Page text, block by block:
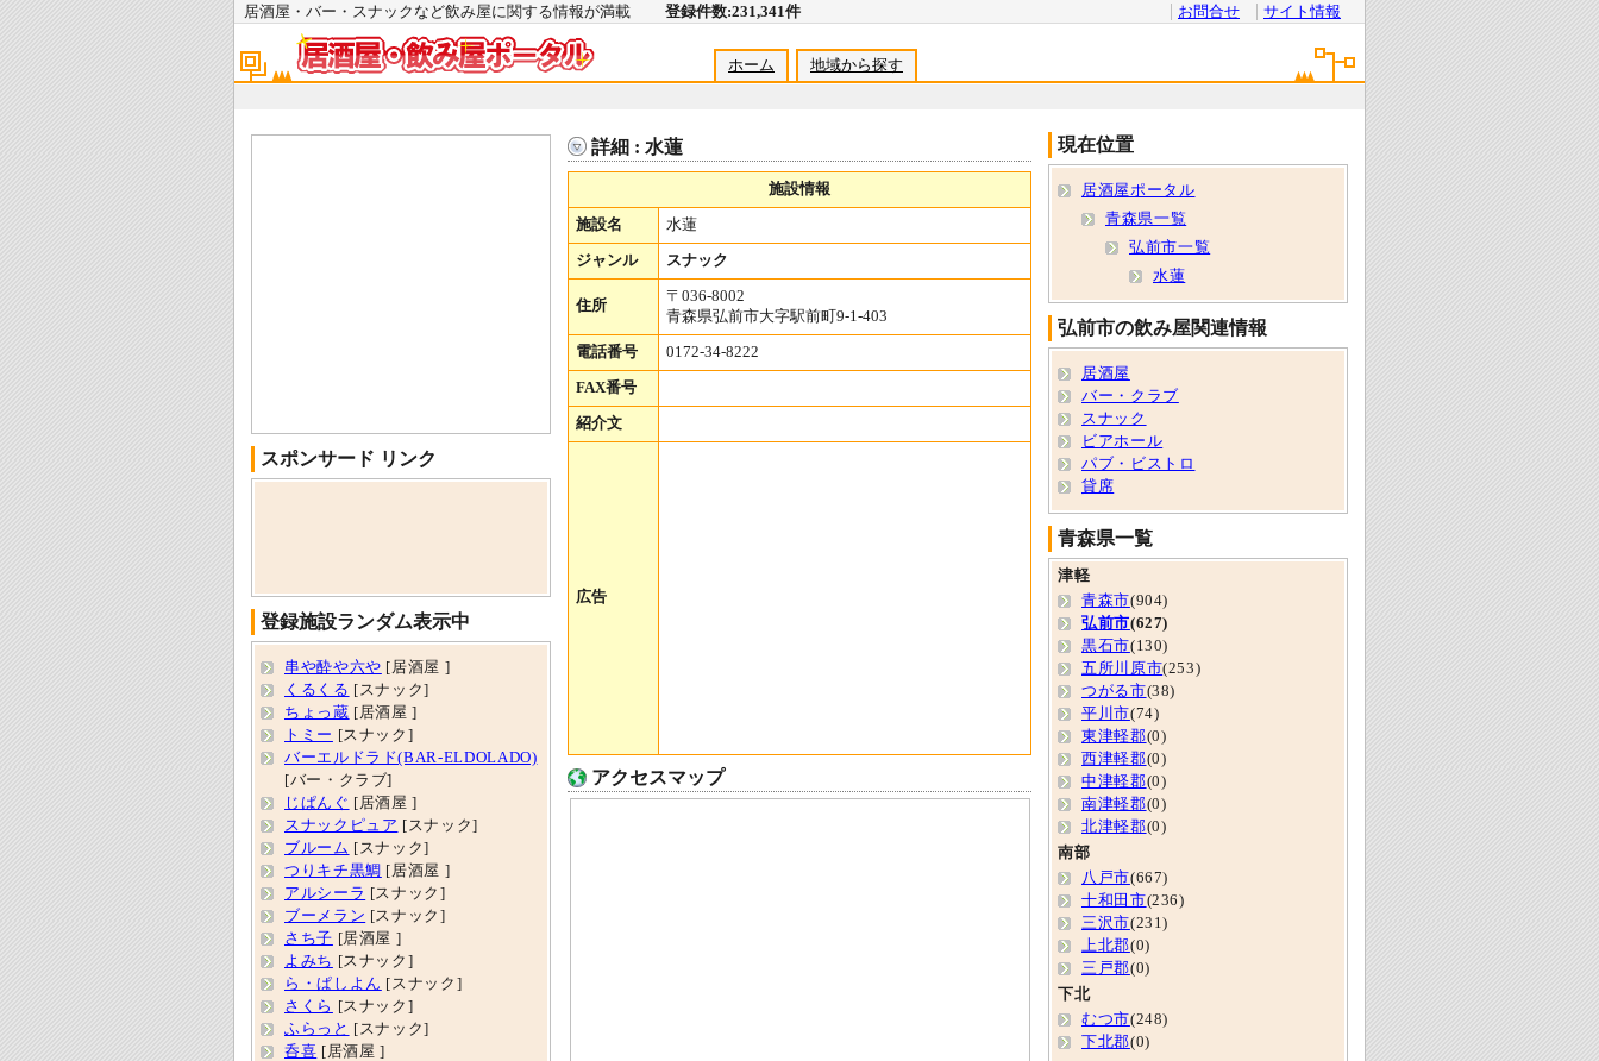
居酒屋・バー・スナックなど飲み屋に関する情報が満載 登録件数:231,341件 お問合せ サイト情報
ホーム 地域から探す
詳細 : 水蓮
施設情報
施設名 水蓮
ジャンル スナック
住所
〒036-8002
青森県弘前市大字駅前町9-1-403
電話番号 0172-34-8222
FAX番号
紹介文
広告
アクセスマップ
スポンサード リンク
登録施設ランダム表示中
串や酔や六や [居酒屋 ]
くるくる [スナック]
ちょっ蔵 [居酒屋 ]
トミー [スナック]
バーエルドラド(BAR‐ELDOLADO)
[バー・クラブ]
じぱんぐ [居酒屋 ]
スナックピュア [スナック]
ブルーム [スナック]
つりキチ黒鯛 [居酒屋 ]
アルシーラ [スナック]
ブーメラン [スナック]
さち子 [居酒屋 ]
よみち [スナック]
ら・ぱしよん [スナック]
さくら
[スナック]
ふらっと
[スナック]
呑喜 [居酒屋 ]
現在位置
居酒屋ポータル
青森県一覧
弘前市一覧
水蓮
弘前市の飲み屋関連情報
居酒屋
バー・クラブ
スナック
ビアホール
パブ・ビストロ
貸席
青森県一覧
津軽
青森市(904)
弘前市(627)
黒石市(130)
五所川原市(253)
つがる市(38)
平川市(74)
東津軽郡(0)
西津軽郡(0)
中津軽郡(0)
南津軽郡(0)
北津軽郡(0)
南部
八戸市(667)
十和田市(236)
三沢市(231)
上北郡(0)
三戸郡(0)
下北
むつ市(248)
下北郡(0)